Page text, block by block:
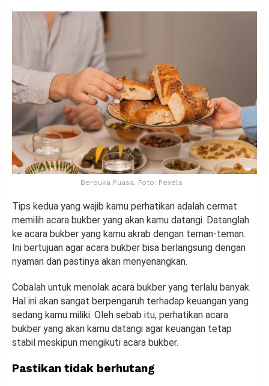
Berbuka Puasa. Foto: Pexels
Tips kedua yang wajib kamu perhatikan adalah cermat
memilih acara bukber yang akan kamu datangi. Datanglah
ke acara bukber yang kamu akrab dengan teman-teman.
Ini bertujuan agar acara bukber bisa berlangsung dengan
nyaman dan pastinya akan menyenangkan.
Cobalah untuk menolak acara bukber yang terlalu banyak.
Hal ini akan sangat berpengaruh terhadap keuangan yang
sedang kamu miliki. Oleh sebab itu, perhatikan acara
bukber yang akan kamu datangi agar keuangan tetap
stabil meskipun mengikuti acara bukber.
Pastikan tidak berhutang